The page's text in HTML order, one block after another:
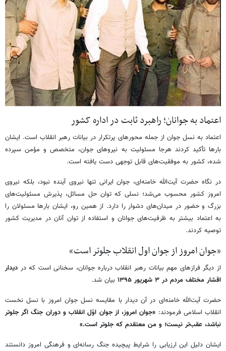
اعتماد به جوانان؛ راهبرد ثابت در اداره کشور
اعتماد به نسل جوان از جمله محورهای پرتکرار در بیانات رهبر انقلاب است. ایشان
بارها تأکید کردند هرجا مسئولیت به نیروهای جوان، متخصص و مؤمن سپرده
شده، کشور به موفقیت‌های قابل توجهی دست یافته است.
در نگاه حضرت آیت‌الله خامنه‌ای، جوان ایرانی تنها نیروی آینده نبود، بلکه نیروی
امروز کشور محسوب می‌شد؛ نسلی که توان حل مسائل، پذیرش مسئولیت‌های
بزرگ و حضور در میدان‌های دشوار را دارد. از همین رو، ایشان بارها مسئولان را
به اعتماد بیشتر به ظرفیت‌های جوانان و استفاده از توان آنان در مدیریت کشور
توصیه کردند.
«جوان امروز از جوان اول انقلاب جلوتر است»
از دیگر فرازهای مهم بیانات رهبر انقلاب درباره جوانان، سخنانی است که در دیدار
اقشار مختلف مردم در ۳ شهریور ۱۳۹۵
بیان شد.
حضرت آیت‌الله خامنه‌ای در آن دیدار با مقایسه نسل جوان امروز با نسل نخست
انقلاب اسلامی فرمودند: «جوان امروز، از جوان اوّل انقلاب و دوران جنگ اگر جلوتر
نباشد، عقب‌تر نیست؛ و من معتقدم که جلوتر است.»
ایشان دلیل این ارزیابی را شرایط پیچیده جنگ رسانه‌ای و فرهنگی امروز دانستند